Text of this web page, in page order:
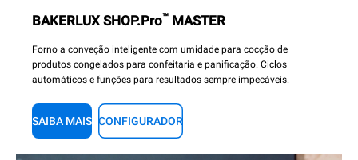
BAKERLUX SHOP.Pro™ MASTER
Forno a conveção inteligente com umidade para cocção de
produtos congelados para confeitaria e panificação. Ciclos
automáticos e funções para resultados sempre impecáveis.
SAIBA MAIS CONFIGURADOR